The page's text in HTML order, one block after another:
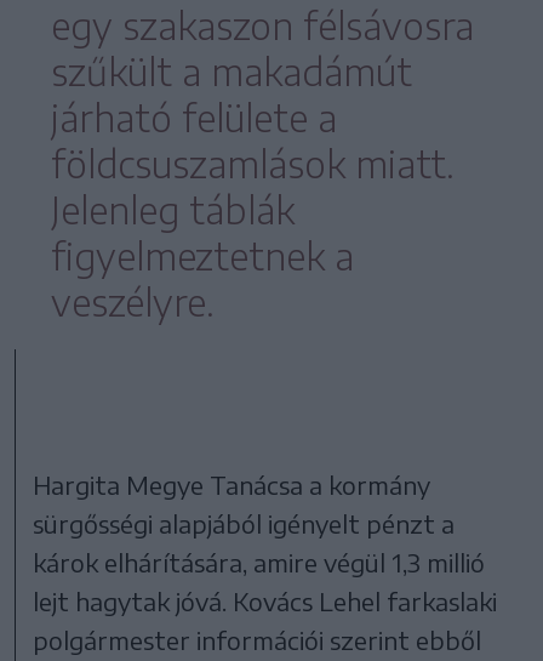
egy szakaszon félsávosra
szűkült a makadámút
járható felülete a
földcsuszamlások miatt.
Jelenleg táblák
figyelmeztetnek a
veszélyre.
Hargita Megye Tanácsa a kormány
sürgősségi alapjából igényelt pénzt a
károk elhárítására, amire végül 1,3 millió
lejt hagytak jóvá. Kovács Lehel farkaslaki
polgármester információi szerint ebből